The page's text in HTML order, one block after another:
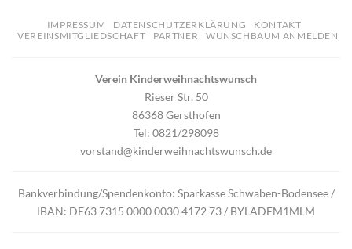
IMPRESSUM DATENSCHUTZERKLÄRUNG
KONTAKT
VEREINSMITGLIEDSCHAFT
PARTNER WUNSCHBAUM ANMELDEN
Verein Kinderweihnachtswunsch
Rieser Str. 50
86368 Gersthofen
Tel: 0821/298098
vorstand@kinderweihnachtswunsch.de
Bankverbindung/Spendenkonto: Sparkasse Schwaben-Bodensee /
IBAN: DE63 7315 0000 0030 4172 73 / BYLADEM1MLM